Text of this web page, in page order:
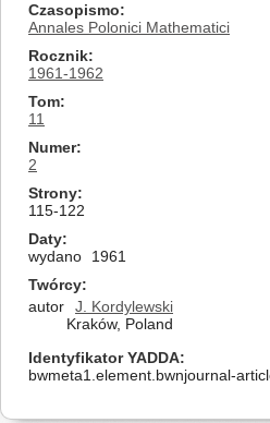
Czasopismo
Annales Polonici Mathematici
Rocznik
1961-1962
Tom
11
Numer
2
Strony
115-122
Daty
wydano
1961
Twórcy
autor
J. Kordylewski
Kraków, Poland
Identyfikator YADDA
bwmeta1.element.bwnjournal-